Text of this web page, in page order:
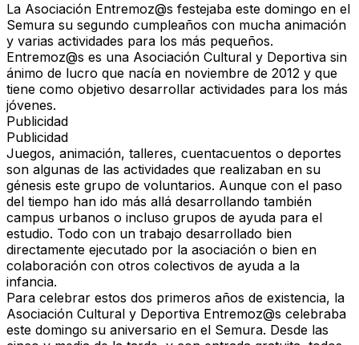
La Asociación Entremoz@s festejaba este domingo en el
Semura su segundo cumpleaños con mucha animación
y varias actividades para los más pequeños.
Entremoz@s es una Asociación Cultural y Deportiva sin
ánimo de lucro que nacía en noviembre de 2012 y que
tiene como objetivo desarrollar actividades para los más
jóvenes.
Publicidad
Publicidad
Juegos, animación, talleres, cuentacuentos o deportes
son algunas de las actividades que realizaban en su
génesis este grupo de voluntarios. Aunque con el paso
del tiempo han ido más allá desarrollando también
campus urbanos o incluso grupos de ayuda para el
estudio. Todo con un trabajo desarrollado bien
directamente ejecutado por la asociación o bien en
colaboración con otros colectivos de ayuda a la
infancia.
Para celebrar estos dos primeros años de existencia, la
Asociación Cultural y Deportiva Entremoz@s celebraba
este domingo su aniversario en el Semura. Desde las